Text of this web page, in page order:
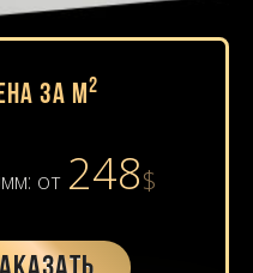
за м2
от 248$